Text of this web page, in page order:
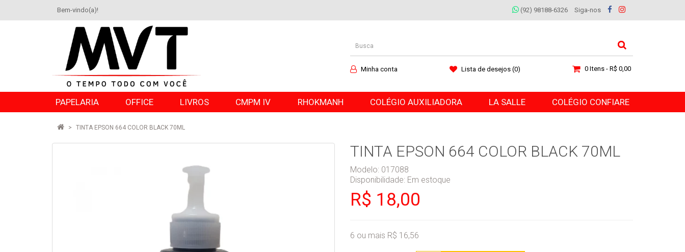
Bem-vindo(a)! (92) 98188-6326 Siga-nos
Minha conta Lista de desejos (0) 0 Itens - R$ 0,00
PAPELARIA OFFICE LIVROS CMPM IV RHOKMANH COLÉGIO AUXILIADORA LA SALLE COLÉGIO CONFIARE
TINTA EPSON 664 COLOR BLACK 70ML
TINTA EPSON 664 COLOR BLACK 70ML
Modelo: 017088
Disponibilidade: Em estoque
R$ 18,00
6 ou mais R$ 16,56